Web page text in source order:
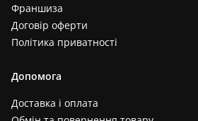
Франшиза
Договір оферти
Політика приватності
Допомога
Доставка і оплата